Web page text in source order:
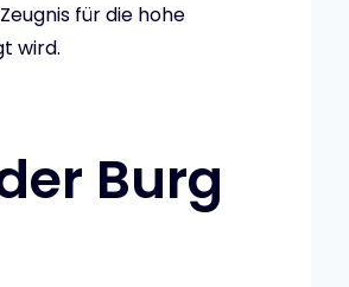
für die hohe
wird.
Burg